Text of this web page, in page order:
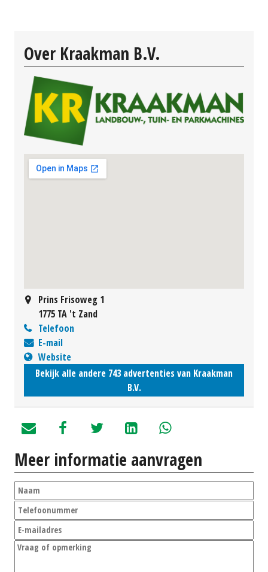
Over Kraakman B.V.
Prins Frisoweg 1
1775 TA 't Zand
Telefoon
E-mail
Website
Bekijk alle andere 743 advertenties van Kraakman
B.V.
Meer informatie aanvragen